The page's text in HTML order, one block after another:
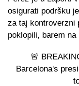
osigurati podršku
za taj kontroverzni
poklopili, barem na
🚨
Barcelona's